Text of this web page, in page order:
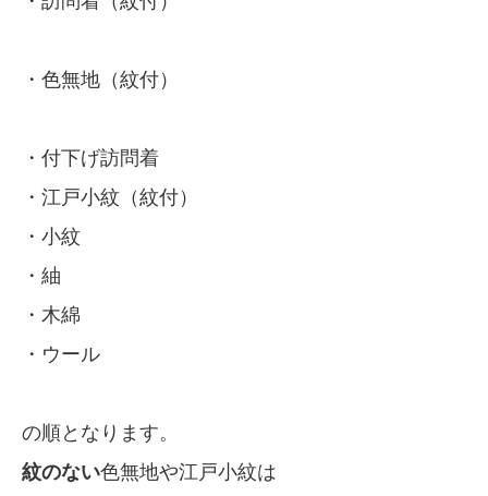
・色無地（紋付）
・付下げ訪問着
・江戸小紋（紋付）
・小紋
・紬
・木綿
・ウール
の順となります。
紋のない色無地や江戸小紋は